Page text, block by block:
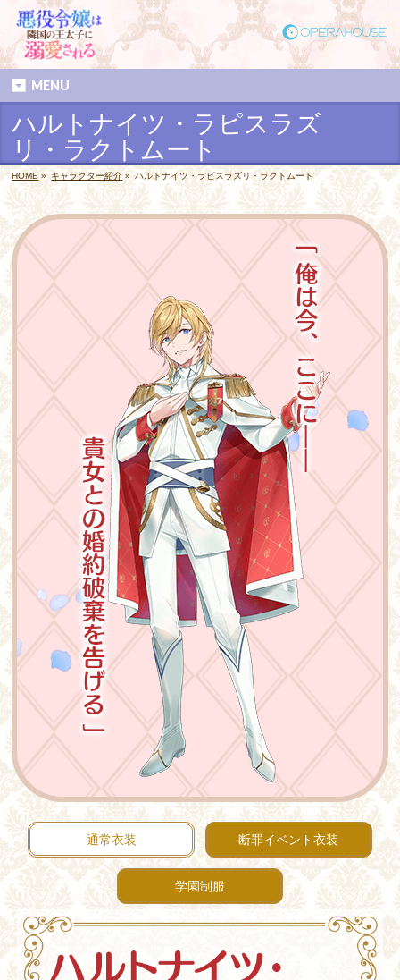
MENU
ハルトナイツ・ラピスラズ
リ・ラクトムート
HOME » キャラクター紹介 » ハルトナイツ・ラピスラズリ・ラクトムート
通常衣装 断罪イベント衣装
学園制服